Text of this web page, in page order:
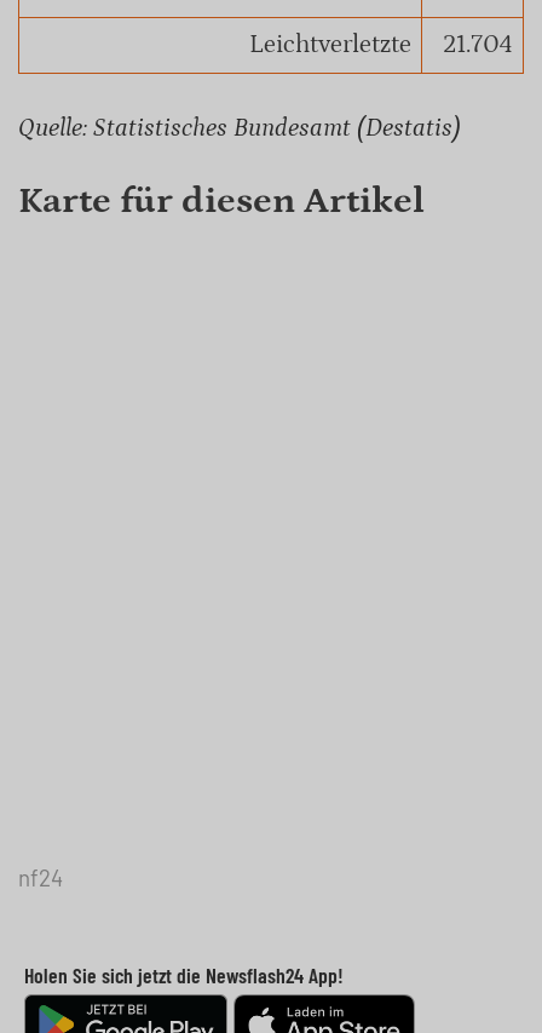
Leichtverletzte
21.704
Quelle: Statistisches Bundesamt (Destatis)
Karte für diesen Artikel
nf24
Holen Sie sich jetzt die Newsflash24 App!